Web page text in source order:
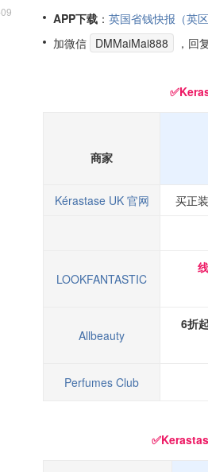
APP下载 ： 英国省钱快报（英区
加微信 DMMaiMai888 ，回复
商家
Kérastase UK 官网 买正装
LOOKFANTASTIC
Allbeauty
6折起
Perfumes Club